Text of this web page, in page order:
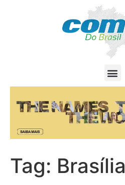
Tag: Brasília